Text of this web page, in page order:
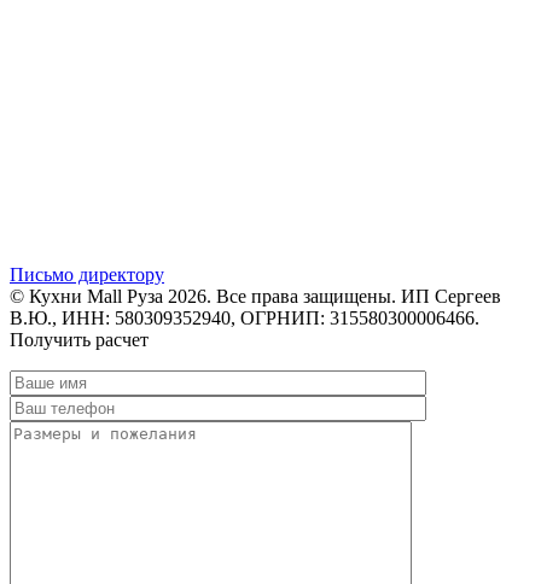
Письмо директору
© Кухни Mall Руза 2026. Все права защищены. ИП Сергеев
В.Ю., ИНН: 580309352940, ОГРНИП: 315580300006466.
Получить расчет